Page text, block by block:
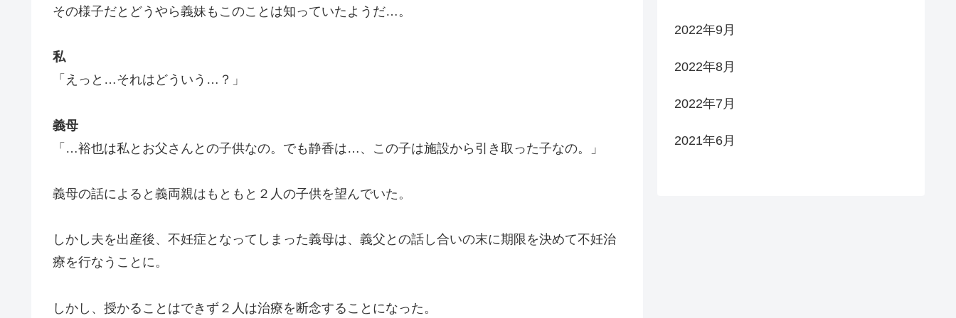
その様子だとどうやら義妹もこのことは知っていたようだ…。
私
「えっと…それはどういう…？」
義母
「…裕也は私とお父さんとの子供なの。でも静香は…、この子は施設から引き取った子なの。」
義母の話によると義両親はもともと２人の子供を望んでいた。
しかし夫を出産後、不妊症となってしまった義母は、義父との話し合いの末に期限を決めて不妊治
療を行なうことに。
しかし、授かることはできず２人は治療を断念することになった。
2022年9月
2022年8月
2022年7月
2021年6月